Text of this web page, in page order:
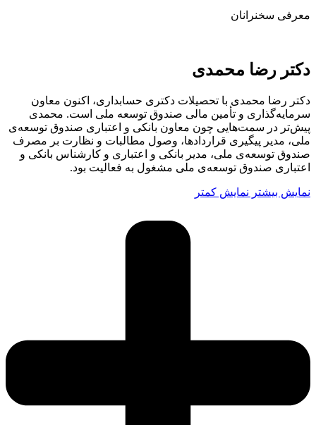
معرفی سخنرانان
دکتر رضا محمدی
دکتر رضا محمدی با تحصیلات دکتری حسابداری، اکنون معاون
سرمایه‌گذاری و تأمین مالی صندوق توسعه ملی است. محمدی
پیش‌تر در سمت‌هایی چون معاون بانکی و ‏اعتباری صندوق توسعه‌ی
ملی، مدیر پیگیری قراردادها، وصول مطالبات و نظارت بر مصرف
صندوق توسعه‌ی ملی، مدیر بانکی و ‏اعتباری و کارشناس بانکی و
اعتباری صندوق توسعه‌ی ملی مشغول به فعالیت بود.
نمایش بیشتر نمایش کمتر